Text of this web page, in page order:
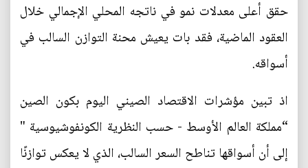
حقق أعلى معدلات نمو في ناتجه المحلي الإجمالي خلال
العقود الماضية، فقد بات يعيش محنة التوازن السالب في
أسواقه.
اذ تبين مؤشرات الاقتصاد الصيني اليوم بكون الصين
“مملكة العالم الأوسط - حسب النظرية الكونفوشيوسية "
إلى أن أسواقها تناطح السعر السالب، الذي لا يعكس توازنًا